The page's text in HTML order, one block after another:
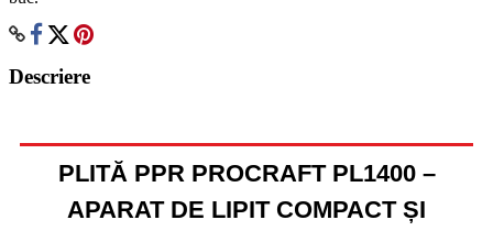
Descriere
PLITĂ PPR PROCRAFT PL1400 –
APARAT DE LIPIT COMPACT ȘI